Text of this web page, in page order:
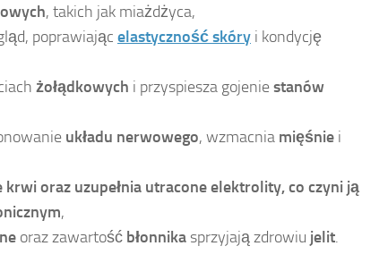
, takich jak miażdżyca,
poprawiając elastyczność skóry i kondycję
żołądkowych i przyspiesza gojeniestanów
układu nerwowego, wzmacnia mięśnie i
oraz uzupełnia utracone elektrolity, co czyni ją
,
oraz zawartość błonnika sprzyjają zdrowiu jelit.